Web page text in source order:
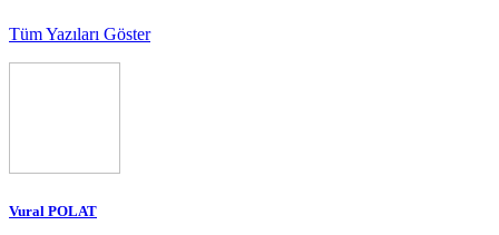
Tüm Yazıları Göster
Vural POLAT